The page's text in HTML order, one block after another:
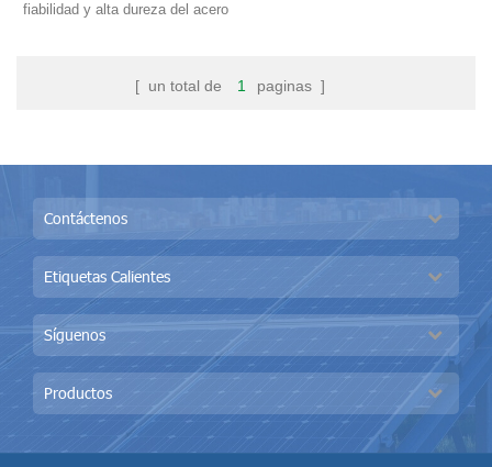
fiabilidad y alta dureza del acero
stent hasta cierto punto.
[ un total de 1 paginas ]
Contáctenos
Etiquetas Calientes
Síguenos
Productos